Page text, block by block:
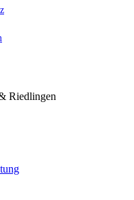
Riedlingen